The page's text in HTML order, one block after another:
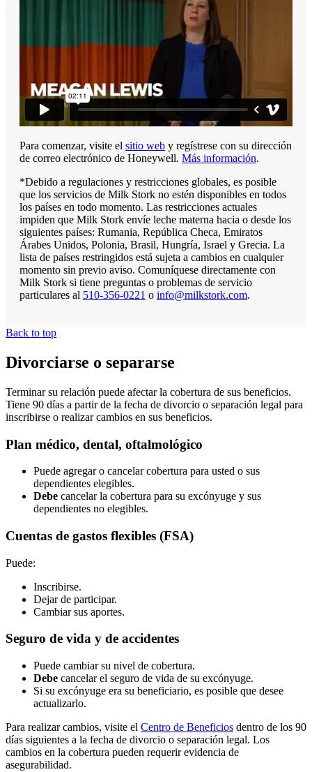
Para comenzar, visite el sitio web y regístrese con su dirección
de correo electrónico de Honeywell. Más información.
*Debido a regulaciones y restricciones globales, es posible
que los servicios de Milk Stork no estén disponibles en todos
los países en todo momento. Las restricciones actuales
impiden que Milk Stork envíe leche materna hacia o desde los
siguientes países: Rumania, República Checa, Emiratos
Árabes Unidos, Polonia, Brasil, Hungría, Israel y Grecia. La
lista de países restringidos está sujeta a cambios en cualquier
momento sin previo aviso. Comuníquese directamente con
Milk Stork si tiene preguntas o problemas de servicio
particulares al 510-356-0221 o info@milkstork.com.
Back to top
Divorciarse o separarse
Terminar su relación puede afectar la cobertura de sus beneficios.
Tiene 90 días a partir de la fecha de divorcio o separación legal para
inscribirse o realizar cambios en sus beneficios.
Plan médico, dental, oftalmológico
Puede agregar o cancelar cobertura para usted o sus
dependientes elegibles.
Debe cancelar la cobertura para su excónyuge y sus
dependientes no elegibles.
Cuentas de gastos flexibles (FSA)
Puede:
Inscribirse.
Dejar de participar.
Cambiar sus aportes.
Seguro de vida y de accidentes
Puede cambiar su nivel de cobertura.
Debe cancelar el seguro de vida de su excónyuge.
Si su excónyuge era su beneficiario, es posible que desee
actualizarlo.
Para realizar cambios, visite el Centro de Beneficios dentro de los 90
días siguientes a la fecha de divorcio o separación legal. Los
cambios en la cobertura pueden requerir evidencia de
asegurabilidad.